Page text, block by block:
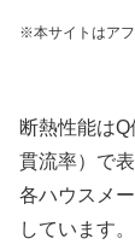
※本サイトはア
断熱性能は
貫流率）で
各ハウスメ
しています